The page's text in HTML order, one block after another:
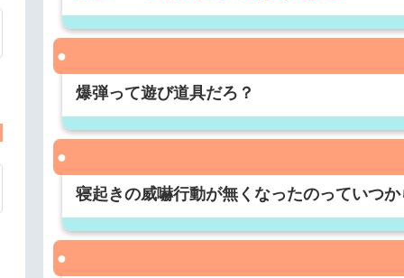
爆弾って遊び道具だろ？
寝起きの威嚇行動が無くなったのっていつ